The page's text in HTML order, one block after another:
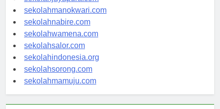
sekolahjayapura.com
sekolahmanokwari.com
sekolahnabire.com
sekolahwamena.com
sekolahsalor.com
sekolahindonesia.org
sekolahsorong.com